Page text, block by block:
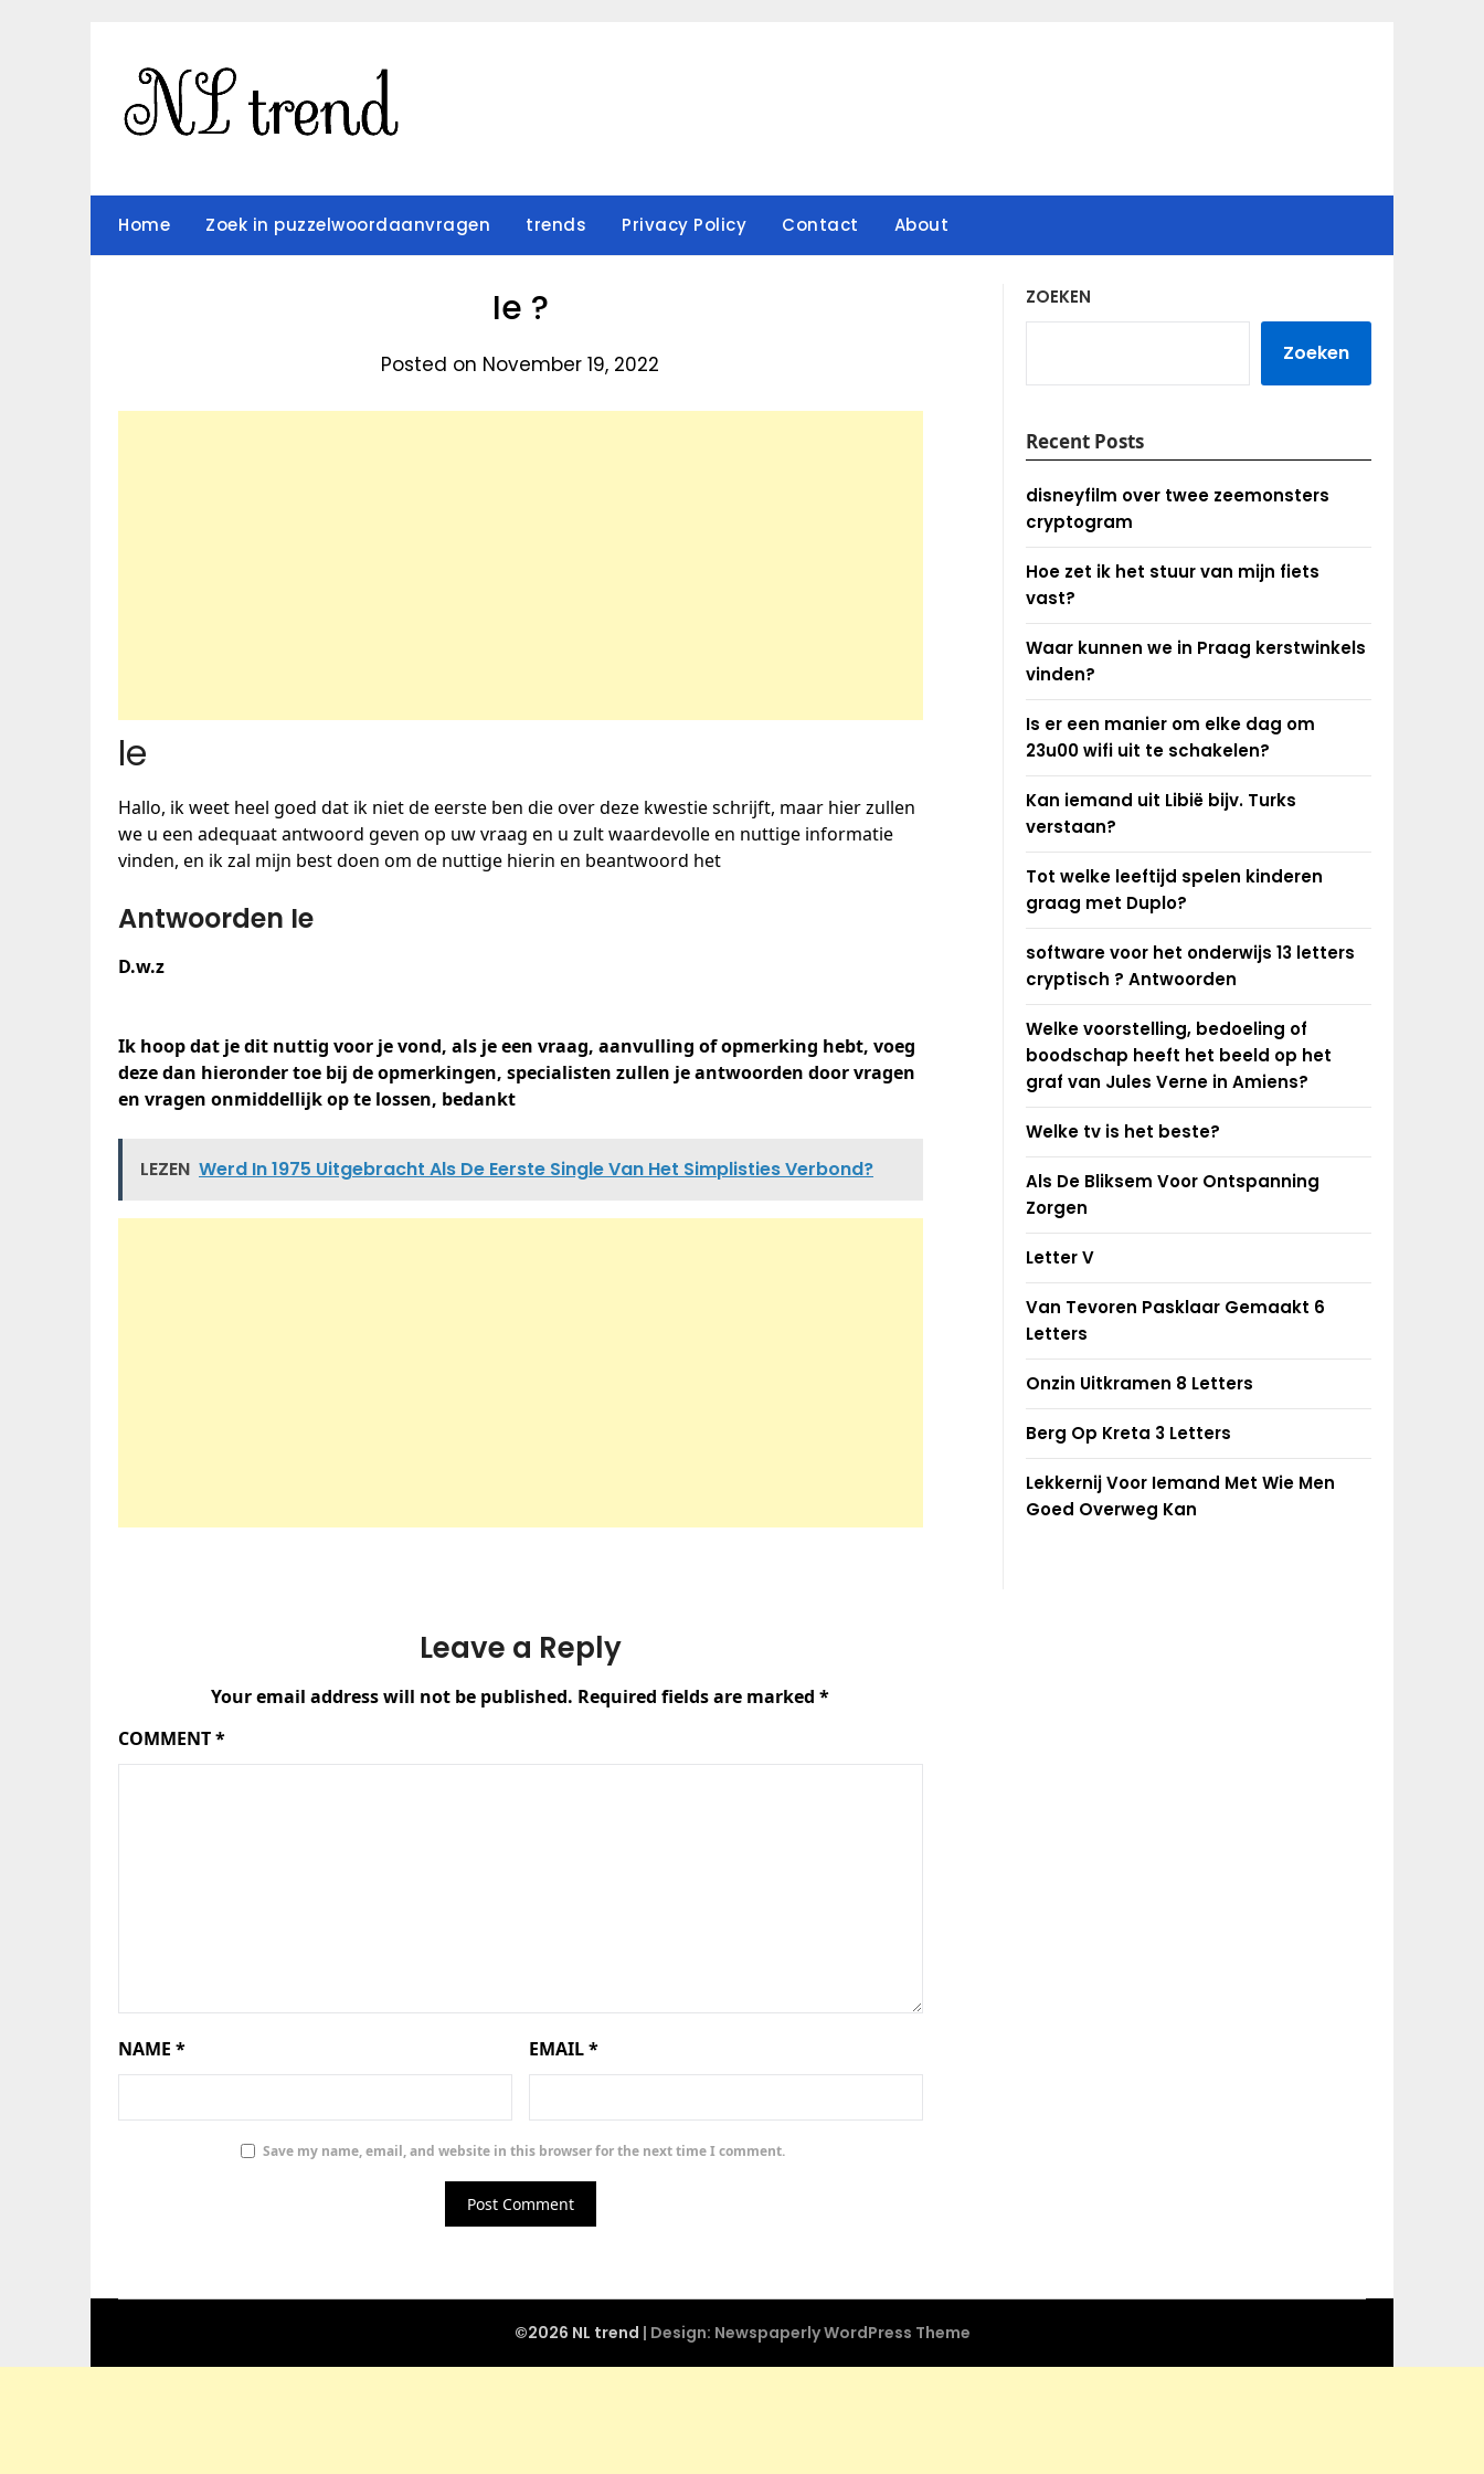
Home Zoek in puzzelwoordaanvragen trends Privacy Policy Contact About
Ie ?
Posted on November 19, 2022
Ie
Hallo, ik weet heel goed dat ik niet de eerste ben die over deze kwestie schrijft, maar hier zullen
we u een adequaat antwoord geven op uw vraag en u zult waardevolle en nuttige informatie
vinden, en ik zal mijn best doen om de nuttige hierin en beantwoord het
Antwoorden Ie
D.w.z
Ik hoop dat je dit nuttig voor je vond, als je een vraag, aanvulling of opmerking hebt, voeg
deze dan hieronder toe bij de opmerkingen, specialisten zullen je antwoorden door vragen
en vragen onmiddellijk op te lossen, bedankt
LEZEN Werd In 1975 Uitgebracht Als De Eerste Single Van Het Simplisties Verbond?
Leave a Reply
Your email address will not be published. Required fields are marked*
COMMENT*
NAME * EMAIL*
Save my name, email, and website in this browser for the next time I comment.
ZOEKEN
Zoeken
Recent Posts
disneyfilm over twee zeemonsters
cryptogram
Hoe zet ik het stuur van mijn fiets
vast?
Waar kunnen we in Praag kerstwinkels
vinden?
Is er een manier om elke dag om
23u00 wifi uit te schakelen?
Kan iemand uit Libië bijv. Turks
verstaan?
Tot welke leeftijd spelen kinderen
graag met Duplo?
software voor het onderwijs 13 letters
cryptisch ? Antwoorden
Welke voorstelling, bedoeling of
boodschap heeft het beeld op het
graf van Jules Verne in Amiens?
Welke tv is het beste?
Als De Bliksem Voor Ontspanning
Zorgen
Letter V
Van Tevoren Pasklaar Gemaakt 6
Letters
Onzin Uitkramen 8 Letters
Berg Op Kreta 3 Letters
Lekkernij Voor Iemand Met Wie Men
Goed Overweg Kan
©2026 NL trend | Design: Newspaperly WordPress Theme